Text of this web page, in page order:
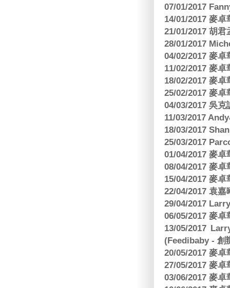
07/01/2017
14/01/2017 麥
21/01/2017 胡
28/01/2017
04/02/2017 麥
11/02/2017 麥
18/02/2017 麥
25/02/2017 麥
04/03/2017 吳
11/03/2017
18/03/2017
25/03/2017
01/04/2017 麥
08/04/2017 麥
15/04/2017 麥
22/04/2017 袁
29/04/2017
06/05/2017 麥
13/05/2017
(Feedibaby - 創
20/05/2017 麥
27/05/2017 麥
03/06/2017 麥